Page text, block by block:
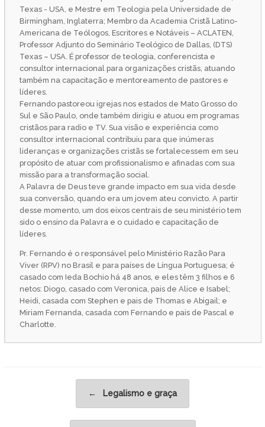
Texas - USA, e Mestre em Teologia pela Universidade de
Birmingham, Inglaterra; Membro da Academia Cristã Latino-
Americana de Teólogos, Escritores e Notáveis – ACLATEN,
Professor Adjunto do Seminário Teológico de Dallas, (DTS)
Texas – USA. É professor de teologia, conferencista e
consultor internacional para organizações cristãs, atuando
também na capacitação e mentoreamento de pastores e
líderes.
Fernando pastoreou igrejas nos estados de Mato Grosso do
Sul e São Paulo, onde também dirigiu e atuou em programas
cristãos para radio e TV. Sua visão e experiência como
consultor internacional contribuiu para que inúmeras
lideranças e organizações cristãs se fortalecessem em seu
propósito de atuar com profissionalismo e afinadas com sua
missão para a transformação social.
A Palavra de Deus teve grande impacto em sua vida desde
sua conversão, quando era um jovem ateu convicto. A partir
desse momento, um dos eixos centrais de seu ministério tem
sido o ensino da Palavra e o cuidado e capacitação de
líderes.
Pr. Fernando é o responsável pelo Ministério Razão Para
Viver (RPV) no Brasil e para países de Língua Portuguesa; é
casado com Ieda Bochio há 48 anos, e eles têm 3 filhos e 6
netos: Diogo, casado com Veronica, pais de Alice e Isabel;
Heidi, casada com Stephen e pais de Thomas e Abigail; e
Miriam Fernanda, casada com Fernando e pais de Pascal e
Charlotte.
← Legalismo e graça